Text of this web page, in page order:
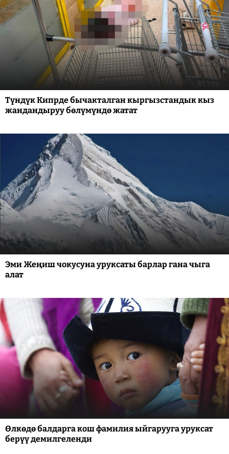
Түндүк Кипрде бычакталган кыргызстандык кыз
жандандыруу бөлүмүндө жатат
Эми Жеңиш чокусуна уруксаты барлар гана чыга
алат
Өлкөдө балдарга кош фамилия ыйгарууга уруксат
берүү демилгеленди